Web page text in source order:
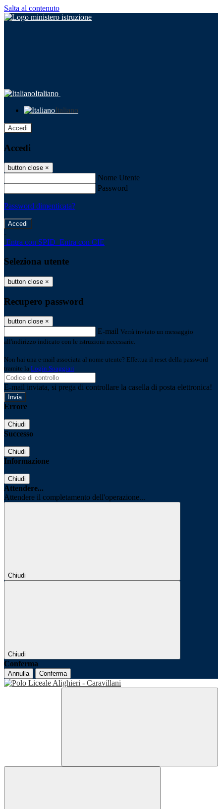
Salta al contenuto
Italiano
Italiano
Accedi
Accedi
button close ×
Nome Utente
Password
Password dimenticata?
-
Entra con SPID Entra con CIE
Seleziona utente
button close ×
Recupero password
button close ×
E-mail Verrà inviato un messaggio
all'indirizzo indicato con le istruzioni necessarie.
Non hai una e-mail associata al nome utente? Effettua il reset della password
tramite la Login Spaggiari
E-mail inviata, si prega di controllare la casella di posta elettronica!
Errore
Chiudi
Successo
Chiudi
Informazione
Chiudi
Attendere...
Attendere il completamento dell'operazione...
Chiudi
Chiudi
Conferma
Annulla Conferma